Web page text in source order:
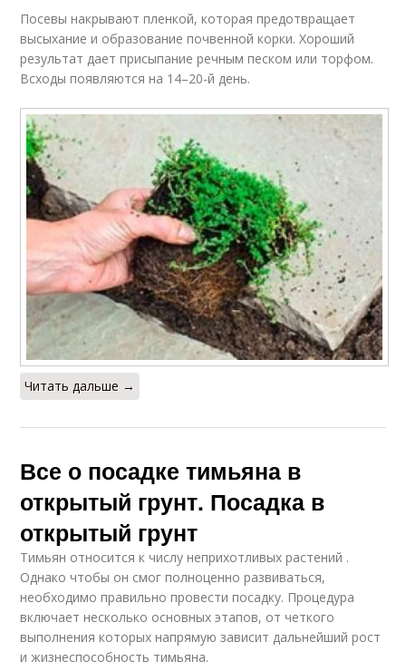
Посевы накрывают пленкой, которая предотвращает
высыхание и образование почвенной корки. Хороший
результат дает присыпание речным песком или торфом.
Всходы появляются на 14–20-й день.
Читать дальше →
Все о посадке тимьяна в
открытый грунт. Посадка в
открытый грунт
Тимьян относится к числу неприхотливых растений .
Однако чтобы он смог полноценно развиваться,
необходимо правильно провести посадку. Процедура
включает несколько основных этапов, от четкого
выполнения которых напрямую зависит дальнейший рост
и жизнеспособность тимьяна.